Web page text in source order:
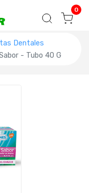
0
Dentales
- Tubo 40 G